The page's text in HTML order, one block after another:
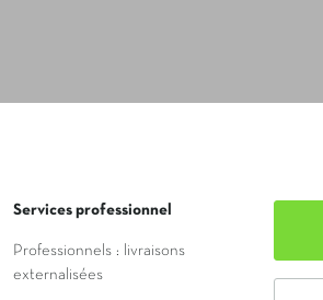
Services professionnel
Professionnels : livraisons
externalisées